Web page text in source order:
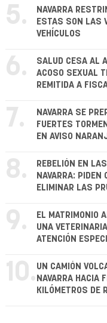
5.
NAVARRA
ESTAS SON LAS
VEHÍCULOS
6.
SALUD CESA AL
ACOSO SEXUAL
REMITIDA A
7.
NAVARRA SE
FUERTES
EN AVISO
8.
REBELIÓN EN
NAVARRA: PIDEN
ELIMINAR LAS
9.
EL MATRIMONIO
UNA
ATENCIÓN
10. UN CAMIÓN
NAVARRA HACIA
KILÓMETROS DE